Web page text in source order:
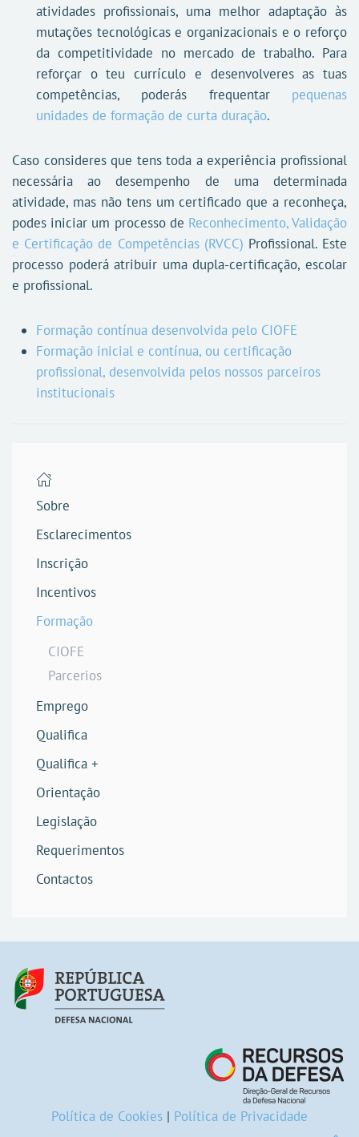
atividades profissionais, uma melhor adaptação às
mutações tecnológicas e organizacionais e o reforço
da competitividade no mercado de trabalho. Para
reforçar o teu currículo e desenvolveres as tuas
competências, poderás frequentar pequenas
unidades de formação de curta duração.
Caso consideres que tens toda a experiência profissional
necessária ao desempenho de uma determinada
atividade, mas não tens um certificado que a reconheça,
podes iniciar um processo de Reconhecimento, Validação
e Certificação de Competências (RVCC) Profissional. Este
processo poderá atribuir uma dupla-certificação, escolar
e profissional.
Formação contínua desenvolvida pelo CIOFE
Formação inicial e contínua, ou certificação
profissional, desenvolvida pelos nossos parceiros
institucionais
Sobre
Esclarecimentos
Inscrição
Incentivos
Formação
CIOFE
Parcerios
Emprego
Qualifica
Qualifica +
Orientação
Legislação
Requerimentos
Contactos
Política de Cookies | Política de Privacidade